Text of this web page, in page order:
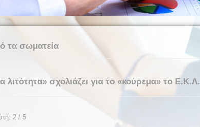
τα σωματεία
λιτότητα» σχολιάζει για το «κούρεμα» το Ε.Κ.Λ.
2 / 5